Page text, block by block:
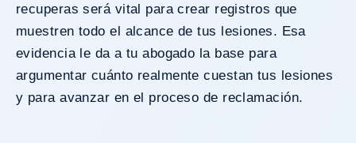
recuperas será vital para crear registros que
muestren todo el alcance de tus lesiones. Esa
evidencia le da a tu abogado la base para
argumentar cuánto realmente cuestan tus lesiones
y para avanzar en el proceso de reclamación.